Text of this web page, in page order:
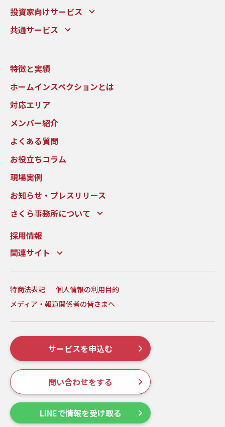
投資家向けサービス
共通サービス
特徴と実績
ホームインスペクションとは
対応エリア
メンバー紹介
よくある質問
お役立ちコラム
現場実例
お知らせ・プレスリリース
さくら事務所について
採用情報
関連サイト
特商法表記
個人情報の利用目的
メディア・報道関係者の皆さまへ
サービスを申込む
問い合わせをする
LINEで情報を受け取る